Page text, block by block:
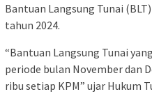
Bantuan Langsung Tunai
tahun 2024.
“Bantuan Langsung Tunai
periode bulan November dan
ribu setiap KPM” ujar Hukum